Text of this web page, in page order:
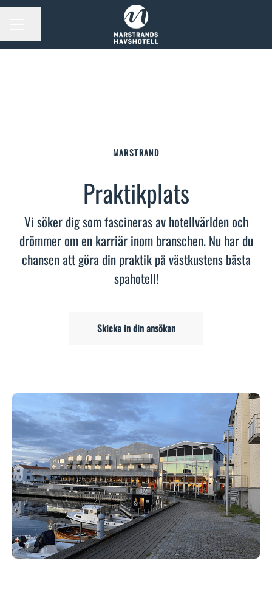
MARSTRAND
Praktikplats
Vi söker dig som fascineras av hotellvärlden och
drömmer om en karriär inom branschen. Nu har du
chansen att göra din praktik på västkustens bästa
spahotell!
Skicka in din ansökan